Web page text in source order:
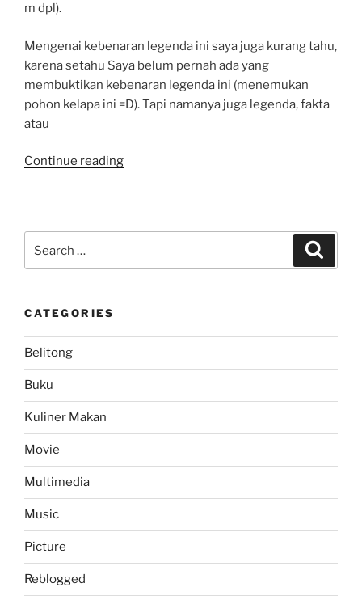
m dpl).
Mengenai kebenaran legenda ini saya juga kurang tahu,
karena setahu Saya belum pernah ada yang
membuktikan kebenaran legenda ini (menemukan
pohon kelapa ini =D). Tapi namanya juga legenda, fakta
atau
Continue reading“Asal
for:
CATEGORIES
Belitong
Buku
Kuliner Makan
Movie
Multimedia
Music
Picture
Reblogged